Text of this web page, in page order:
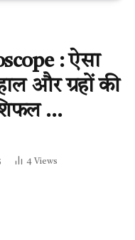
: ऐसा
और ग्रहों की
…
4 Views